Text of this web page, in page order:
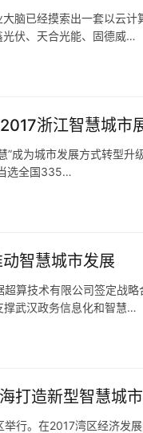
脑已经摸索出一套以云
伏、天合光能、固德威…
浙江智慧城市
”成为城市发展方式转型
选全国335…
智慧城市发展
算技术有限公司签定战
撑武汉政务信息化和智慧…
打造新型智慧城
行。在2017湾区经济发